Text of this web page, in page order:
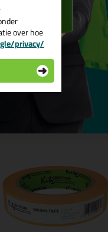
Lees alles over dit
over hoe
privacy/